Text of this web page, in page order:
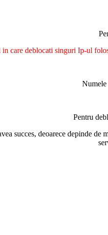
in care deblocati singuri Ip-ul
Numele
Pentru
succes, deoarece depinde de